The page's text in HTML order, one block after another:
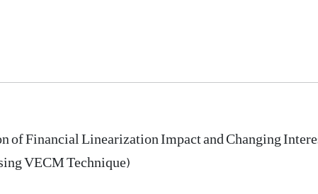
of Financial Linearization Impact and Changing
VECM Technique)